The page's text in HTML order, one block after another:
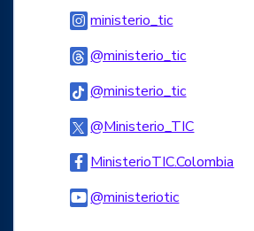
ministerio_ticLogo
@ministerio_ticLogo
@ministerio_ticLogo Tiktok
@Ministerio_TICLogo
MinisterioTIC.Colombia
@ministerioticLogo